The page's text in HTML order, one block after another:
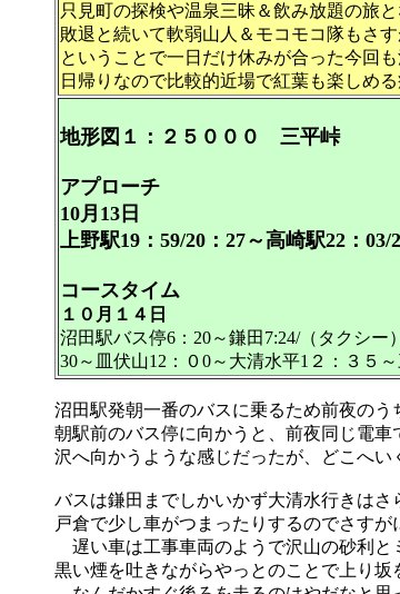
只見町の探検や温泉三昧＆飲み放題の旅
敗退と続いて軟弱山人＆モコモコ隊もさ
ということで一日だけ休みが合った今回
日帰りなので比較的近場で紅葉も楽しめ
地形図１：２５０００ 三平峠
アプローチ
10月13日
上野駅19：59/20：27～高崎駅22：03/
コースタイム
１０月１４日
沼田駅バス停6：20～鎌田7:24/（タクシ
30～皿伏山12：０0～大清水平1２：３５
沼田駅発朝一番のバスに乗るため前夜のう
朝駅前のバス停に向かうと、前夜同じ電車
沢へ向かうような感じだったが、どこへ
バスは鎌田までしかいかず大清水行きはさ
戸倉で少し車がつまったりするのでさす
遅い車は工事車両のようで沢山の砂利と
黒い煙を吐きながらやっとのことで上り坂